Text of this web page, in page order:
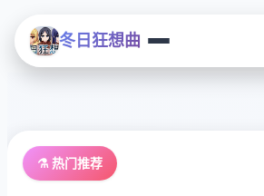
冬日狂想曲
⚗️ 热门推荐